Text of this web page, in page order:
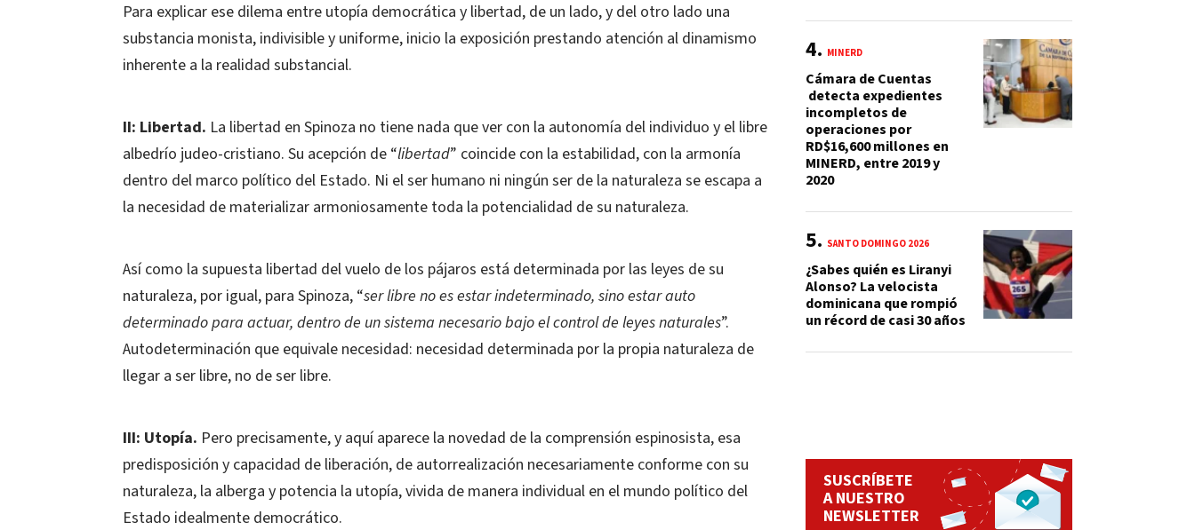
Para explicar ese dilema entre utopía democrática y libertad, de un lado, y del otro lado una
substancia monista, indivisible y uniforme, inicio la exposición prestando atención al dinamismo
inherente a la realidad substancial.
II: Libertad. La libertad en Spinoza no tiene nada que ver con la autonomía del individuo y el libre
albedrío judeo-cristiano. Su acepción de “libertad” coincide con la estabilidad, con la armonía
dentro del marco político del Estado. Ni el ser humano ni ningún ser de la naturaleza se escapa a
la necesidad de materializar armoniosamente toda la potencialidad de su naturaleza.
Así como la supuesta libertad del vuelo de los pájaros está determinada por las leyes de su
naturaleza, por igual, para Spinoza, “ser libre no es estar indeterminado, sino estar auto
determinado para actuar, dentro de un sistema necesario bajo el control de leyes naturales”.
Autodeterminación que equivale necesidad: necesidad determinada por la propia naturaleza de
llegar a ser libre, no de ser libre.
III: Utopía. Pero precisamente, y aquí aparece la novedad de la comprensión espinosista, esa
predisposición y capacidad de liberación, de autorrealización necesariamente conforme con su
naturaleza, la alberga y potencia la utopía, vivida de manera individual en el mundo político del
Estado idealmente democrático.
MINERD
Cámara de Cuentas
detecta expedientes
incompletos de
operaciones por
RD$16,600 millones en
MINERD, entre 2019 y
2020
SANTO DOMINGO 2026
¿Sabes quién es Liranyi
Alonso? La velocista
dominicana que rompió
un récord de casi 30 años
SUSCRÍBETE
A NUESTRO
NEWSLETTER